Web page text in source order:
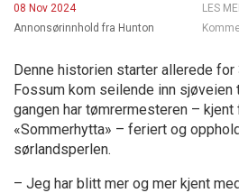
08 Nov 2024
LES
Annonsørinnhold fra Hunton
Denne historien starter allerede
Fossum kom seilende inn sjøveien
gangen har tømrermesteren –
«Sommerhytta» – feriert og
sørlandsperlen.
– Jeg har blitt mer og mer kjent